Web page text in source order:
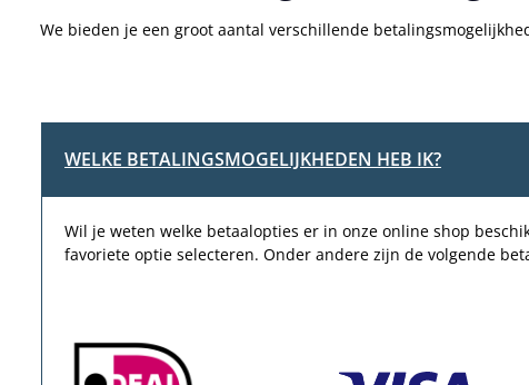
We bieden je een groot aantal verschillende
WELKE BETALINGSMOGELIJKHEDEN HEB IK?
Wil je weten welke betaalopties er in onze online shop
favoriete optie selecteren. Onder andere zijn de volgende